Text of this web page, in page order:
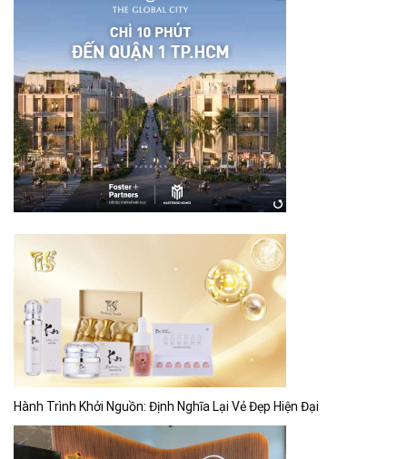
Hành Trình Khởi Nguồn: Định Nghĩa Lại Vẻ Đẹp Hiện Đại